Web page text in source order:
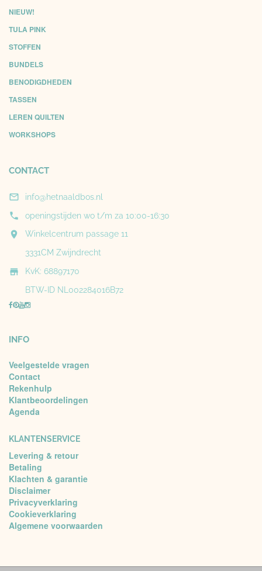
NIEUW!
TULA PINK
STOFFEN
BUNDELS
BENODIGDHEDEN
TASSEN
LEREN QUILTEN
WORKSHOPS
CONTACT
 info@hetnaaldbos.nl
 openingstijden wo t/m za 10:00-16:30

Winkelcentrum passage 11
3331CM Zwijndrecht

KvK: 68897170
BTW-ID NL002284016B72
INFO
Veelgestelde vragen
Contact
Rekenhulp
Klantbeoordelingen
Agenda
KLANTENSERVICE
Levering & retour
Betaling
Klachten & garantie
Disclaimer
Privacyverklaring
Cookieverklaring
Algemene voorwaarden